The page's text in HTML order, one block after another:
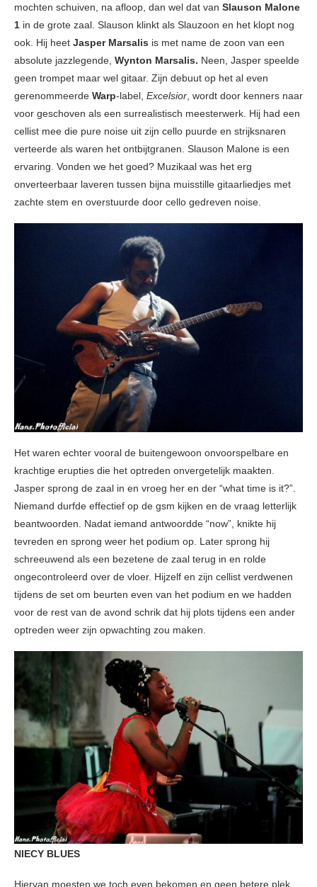
mochten schuiven, na afloop, dan wel dat van Slauson Malone
1 in de grote zaal. Slauson klinkt als Slauzoon en het klopt nog
ook. Hij heet Jasper Marsalis is met name de zoon van een
absolute jazzlegende, Wynton Marsalis. Neen, Jasper speelde
geen trompet maar wel gitaar. Zijn debuut op het al even
gerenommeerde Warp-label, Excelsior, wordt door kenners naar
voor geschoven als een surrealistisch meesterwerk. Hij had een
cellist mee die pure noise uit zijn cello puurde en strijksnaren
verteerde als waren het ontbijtgranen. Slauson Malone is een
ervaring. Vonden we het goed? Muzikaal was het erg
onverteerbaar laveren tussen bijna muisstille gitaarliedjes met
zachte stem en overstuurde door cello gedreven noise.
Het waren echter vooral de buitengewoon onvoorspelbare en
krachtige erupties die het optreden onvergetelijk maakten.
Jasper sprong de zaal in en vroeg her en der “what time is it?”.
Niemand durfde effectief op de gsm kijken en de vraag letterlijk
beantwoorden. Nadat iemand antwoordde “now”, knikte hij
tevreden en sprong weer het podium op. Later sprong hij
schreeuwend als een bezetene de zaal terug in en rolde
ongecontroleerd over de vloer. Hijzelf en zijn cellist verdwenen
tijdens de set om beurten even van het podium en we hadden
voor de rest van de avond schrik dat hij plots tijdens een ander
optreden weer zijn opwachting zou maken.
NIECY BLUES
Hiervan moesten we toch even bekomen en geen betere plek